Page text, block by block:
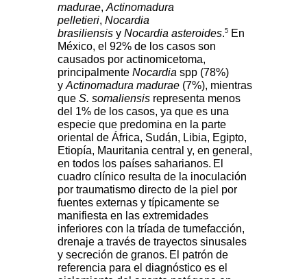
madurae, Actinomadura
pelletieri, Nocardia
brasiliensis y Nocardia asteroides.5 En
México, el 92% de los casos son
causados por actinomicetoma,
principalmente Nocardia spp (78%)
y Actinomadura madurae (7%), mientras
que S. somaliensis representa menos
del 1% de los casos, ya que es una
especie que predomina en la parte
oriental de África, Sudán, Libia, Egipto,
Etiopía, Mauritania central y, en general,
en todos los países saharianos. El
cuadro clínico resulta de la inoculación
por traumatismo directo de la piel por
fuentes externas y típicamente se
manifiesta en las extremidades
inferiores con la tríada de tumefacción,
drenaje a través de trayectos sinusales
y secreción de granos. El patrón de
referencia para el diagnóstico es el